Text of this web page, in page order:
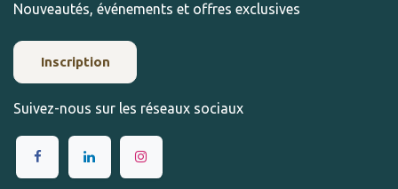
Nouveautés, événements et offres exclusives
Inscription
Suivez-nous sur les réseaux sociaux